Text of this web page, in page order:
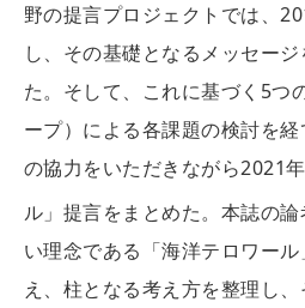
野の提言プロジェクトでは、
し、その基礎となるメッセー
た。そして、これに基づく5つ
ープ）による各課題の検討を
の協力をいただきながら2021
ル」提言をまとめた。本誌の論
い理念である「海洋テロワー
え、柱となる考え方を整理し